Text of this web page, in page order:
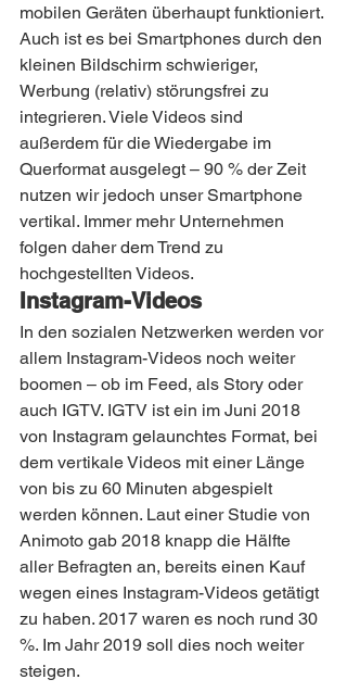
mobilen Geräten überhaupt funktioniert.
Auch ist es bei Smartphones durch den
kleinen Bildschirm schwieriger,
Werbung (relativ) störungsfrei zu
integrieren. Viele Videos sind
außerdem für die Wiedergabe im
Querformat ausgelegt – 90 % der Zeit
nutzen wir jedoch unser Smartphone
vertikal. Immer mehr Unternehmen
folgen daher dem Trend zu
hochgestellten Videos.
Instagram-Videos
In den sozialen Netzwerken werden vor
allem Instagram-Videos noch weiter
boomen – ob im Feed, als Story oder
auch IGTV. IGTV ist ein im Juni 2018
von Instagram gelaunchtes Format, bei
dem vertikale Videos mit einer Länge
von bis zu 60 Minuten abgespielt
werden können. Laut einer Studie von
Animoto gab 2018 knapp die Hälfte
aller Befragten an, bereits einen Kauf
wegen eines Instagram-Videos getätigt
zu haben. 2017 waren es noch rund 30
%. Im Jahr 2019 soll dies noch weiter
steigen.